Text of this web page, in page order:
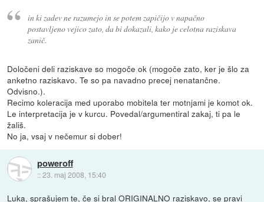
in ki zadev ne razumejo in se potem zapičijo v napačno
postavljeno vejico zato, da bi dokazali, kako je celotna raziskava
zanič.
Določeni deli raziskave so mogoče ok (mogoče zato, ker je šlo za
anketno raziskavo. Te so pa navadno precej nenatančne.
Odvisno.).
Recimo koleracija med uporabo mobitela ter motnjami je komot ok.
Le interpretacija je v kurcu. Povedal/argumentiral zakaj, ti pa le
žališ.
No ja, vsaj v nečemur si dober!
poweroff
::23. maj 2008, 15:40
Luka, sprašujem te, če si bral ORIGINALNO raziskavo, se pravi